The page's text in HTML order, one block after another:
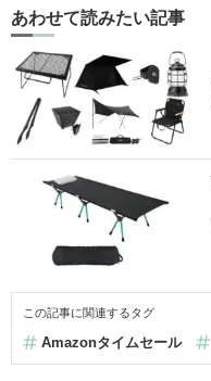
あわせて読みたい記事
この記事に関連するタグ
Amazonタイムセール